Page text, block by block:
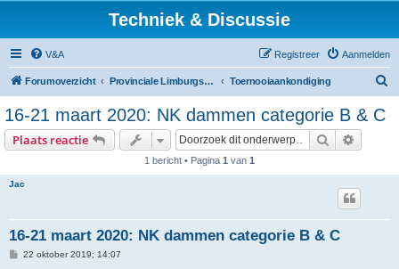
Techniek & Discussie
V&A Aanmelden
Registreer
Forumoverzicht Provinciale Limburgse Dambond Toernooiaankondiging
16-21 maart 2020: NK dammen categorie B & C
Plaats reactie Zoek
1 bericht • Pagina 1 van 1
Jac
16-21 maart 2020: NK dammen categorie B & C
B22 oktober 2019; 14:07